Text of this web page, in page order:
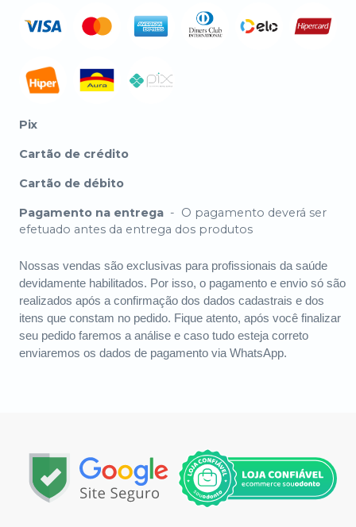
Pix
Cartão de crédito
Cartão de débito
Pagamento na entrega - O pagamento deverá ser
efetuado antes da entrega dos produtos
Nossas vendas são exclusivas para profissionais da saúde
devidamente habilitados. Por isso, o pagamento e envio só são
realizados após a confirmação dos dados cadastrais e dos
itens que constam no pedido. Fique atento, após você finalizar
seu pedido faremos a análise e caso tudo esteja correto
enviaremos os dados de pagamento via WhatsApp.